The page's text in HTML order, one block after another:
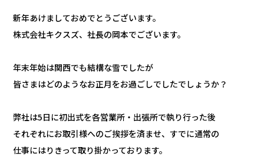
新年あけましておめでとうございます。
株式会社キクスズ、社長の岡本でございます。
年末年始は関西でも結構な雪でしたが
皆さまはどのようなお正月をお過ごしでしたでしょうか？
弊社は5日に初出式を各営業所・出張所で執り行った後
それぞれにお取引様へのご挨拶を済ませ、すでに通常の
仕事にはりきって取り掛かっております。